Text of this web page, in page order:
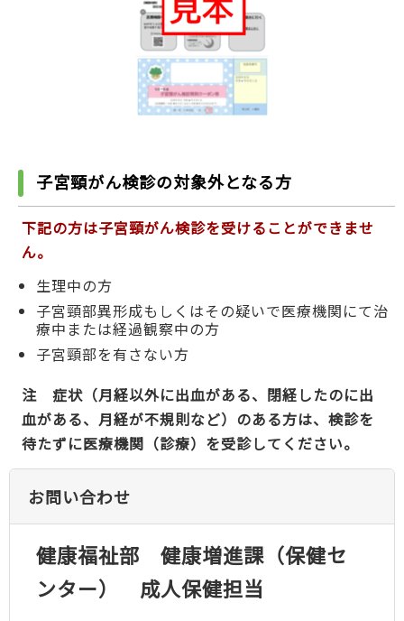
子宮頸がん検診の対象外となる方
下記の方は子宮頸がん検診を受けることができませ
ん。
生理中の方
子宮頸部異形成もしくはその疑いで医療機関にて治
療中または経過観察中の方
子宮頸部を有さない方
注 症状（月経以外に出血がある、閉経したのに出
血がある、月経が不規則など）のある方は、検診を
待たずに医療機関（診療）を受診してください。
お問い合わせ
健康福祉部 健康増進課（保健セ
ンター） 成人保健担当